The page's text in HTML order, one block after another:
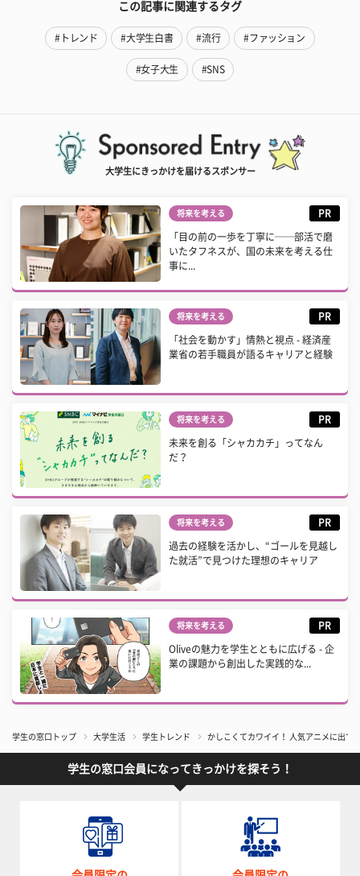
この記事に関連するタグ
#トレンド #大学生白書 #流行 #ファッション
#女子大生 #SNS
大学生にきっかけを届けるスポンサー
将来を考える PR
「目の前の一歩を丁寧に──部活で磨
いたタフネスが、国の未来を考える仕
事に...
将来を考える PR
「社会を動かす」情熱と視点 - 経済産
業省の若手職員が語るキャリアと経験
将来を考える PR
未来を創る「シャカカチ」ってなん
だ？
将来を考える PR
過去の経験を活かし、“ゴールを見越し
た就活”で見つけた理想のキャリア
将来を考える PR
Oliveの魅力を学生とともに広げる - 企
業の課題から創出した実践的な...
学生の窓口トップ 大学生活 学生トレンド かしこくてカワイイ！ 人気アニメに出て
学生の窓口会員になってきっかけを探そう！